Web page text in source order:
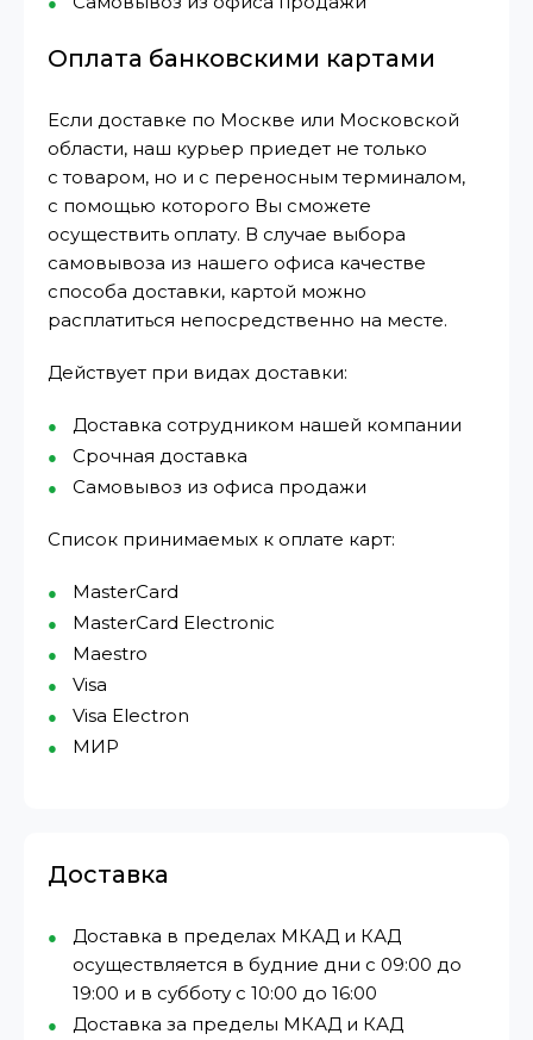
Оплата банковскими картами
Если доставке по Москве или Московской
области, наш курьер приедет не только
с товаром, но и с переносным терминалом,
с помощью которого Вы сможете
осуществить оплату. В случае выбора
самовывоза из нашего офиса качестве
способа доставки, картой можно
расплатиться непосредственно на месте.
Действует при видах доставки:
Доставка сотрудником нашей компании
Срочная доставка
Самовывоз из офиса продажи
Список принимаемых к оплате карт:
MasterCard
MasterCard Electronic
Maestro
Visa
Visa Electron
МИР⁠
Доставка
Доставка в пределах МКАД и КАД
осуществляется в будние дни с 09:00 до
19:00 и в субботу с 10:00 до 16:00
Доставка за пределы МКАД и КАД